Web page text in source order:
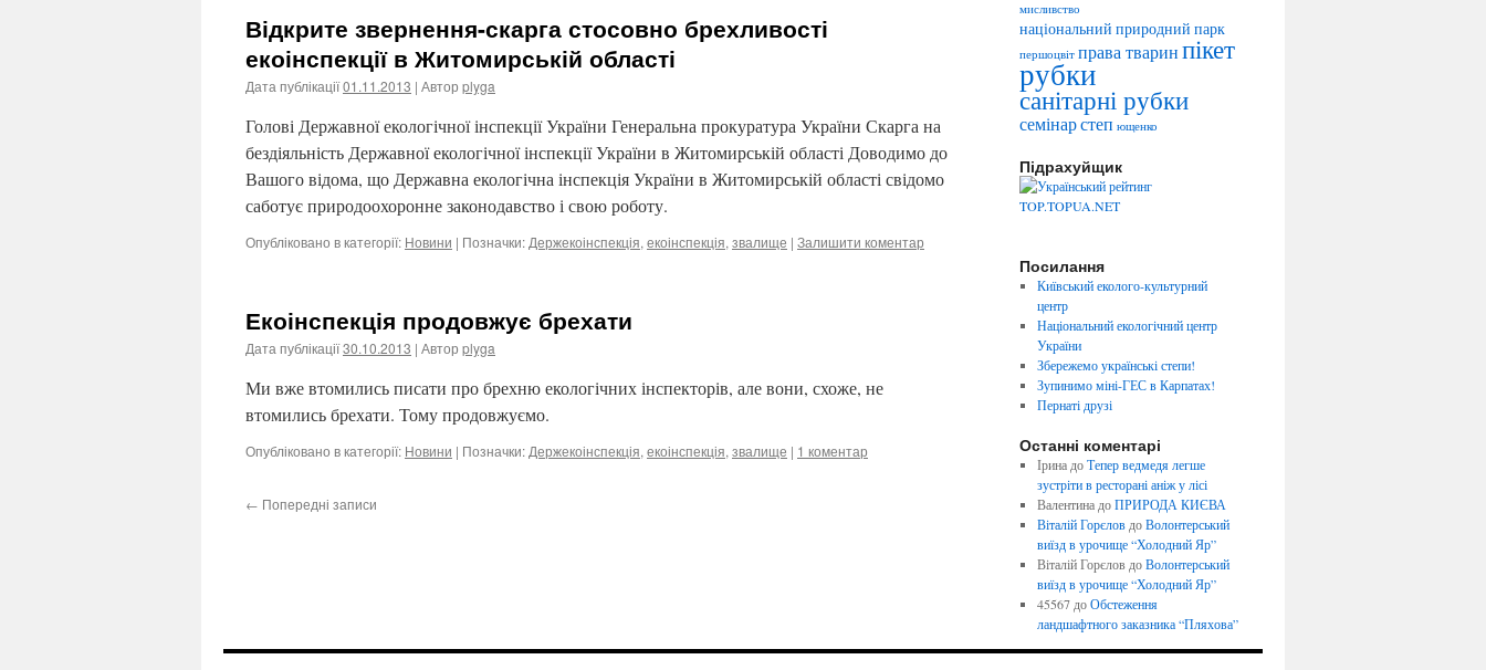
Відкрите звернення-скарга стосовно брехливості
екоінспекції в Житомирській області
Дата публікації01.11.2013 | Автор plyga
Голові Державної екологічної інспекції України Генеральна прокуратура України Скарга на
бездіяльність Державної екологічної інспекції України в Житомирській області Доводимо до
Вашого відома, що Державна екологічна інспекція України в Житомирській області свідомо
саботує природоохоронне законодавство і свою роботу.
Опубліковано в категорії: Новини | Позначки: Держекоінспекція, екоінспекція, звалище | Залишити коментар
Екоінспекція продовжує брехати
Дата публікації30.10.2013 | Автор plyga
Ми вже втомились писати про брехню екологічних інспекторів, але вони, схоже, не
втомились брехати. Тому продовжуємо.
Опубліковано в категорії: Новини | Позначки: Держекоінспекція, екоінспекція, звалище | 1 коментар
← Попередні записи
мисливство
національний природний парк
першоцвіт права тваринпікет
рубки
санітарні рубки
семінарстеп ющенко
Підрахуйщик
Посилання
Київський еколого-культурний
центр
Національний екологічний центр
України
Збережемо українські степи!
Зупинимо міні-ГЕС в Карпатах!
Пернаті друзі
Останні коментарі
ІринадоТепер ведмедя легше
зустріти в ресторані аніж у лісі
ВалентинадоПРИРОДА КИЄВА
Віталій ГорєловдоВолонтерський
виїзд в урочище “Холодний Яр”
Віталій ГорєловдоВолонтерський
виїзд в урочище “Холодний Яр”
45567доОбстеження
ландшафтного заказника “Пляхова”